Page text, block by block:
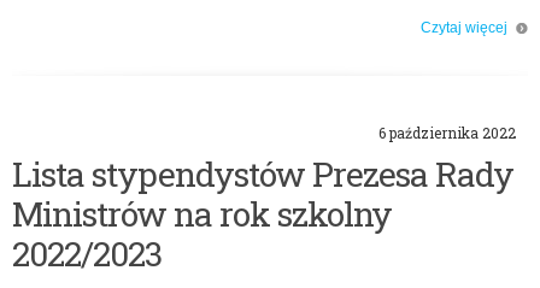
Czytaj więcej
6 października 2022
Lista stypendystów Prezesa Rady
Ministrów na rok szkolny
2022/2023